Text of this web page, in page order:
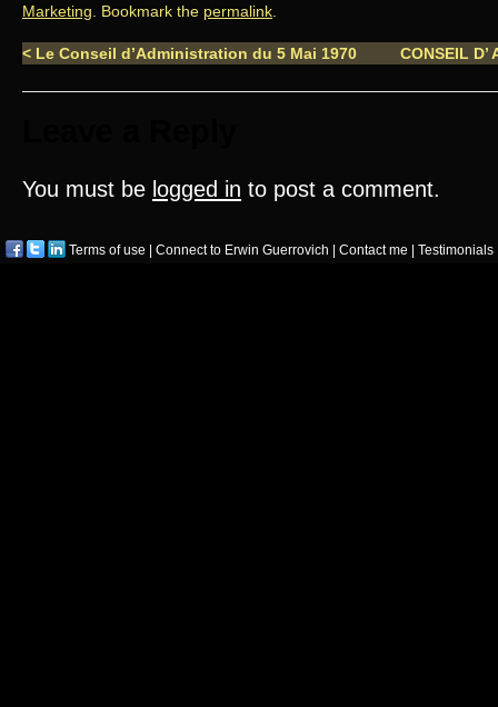
Marketing. Bookmark the permalink.
< Le Conseil d’Administration du 5 Mai 1970 CONSEIL
You must be logged in to post a comment.
Terms of use Connect to Erwin Guerrovich Contact me Testimonials